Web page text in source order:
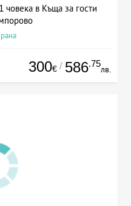
човека в Къща за гости
300€ / 586.75
лв.